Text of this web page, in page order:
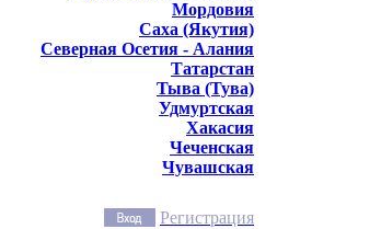
Мордовия
Саха (Якутия)
Северная Осетия - Алания
Татарстан
Тыва (Тува)
Удмуртская
Хакасия
Чеченская
Чувашская
Регистрация